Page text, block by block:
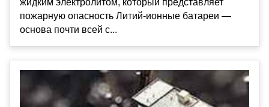
пожарную опасность Литий-ионные батареи —
основа почти всей с...